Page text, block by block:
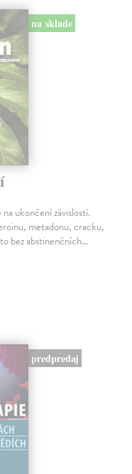
na sklade
ukončení závislostí.
metadonu, cracku,
bez abstinenčních…
predpredaj